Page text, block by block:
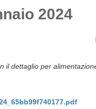
2024
dettaglio per